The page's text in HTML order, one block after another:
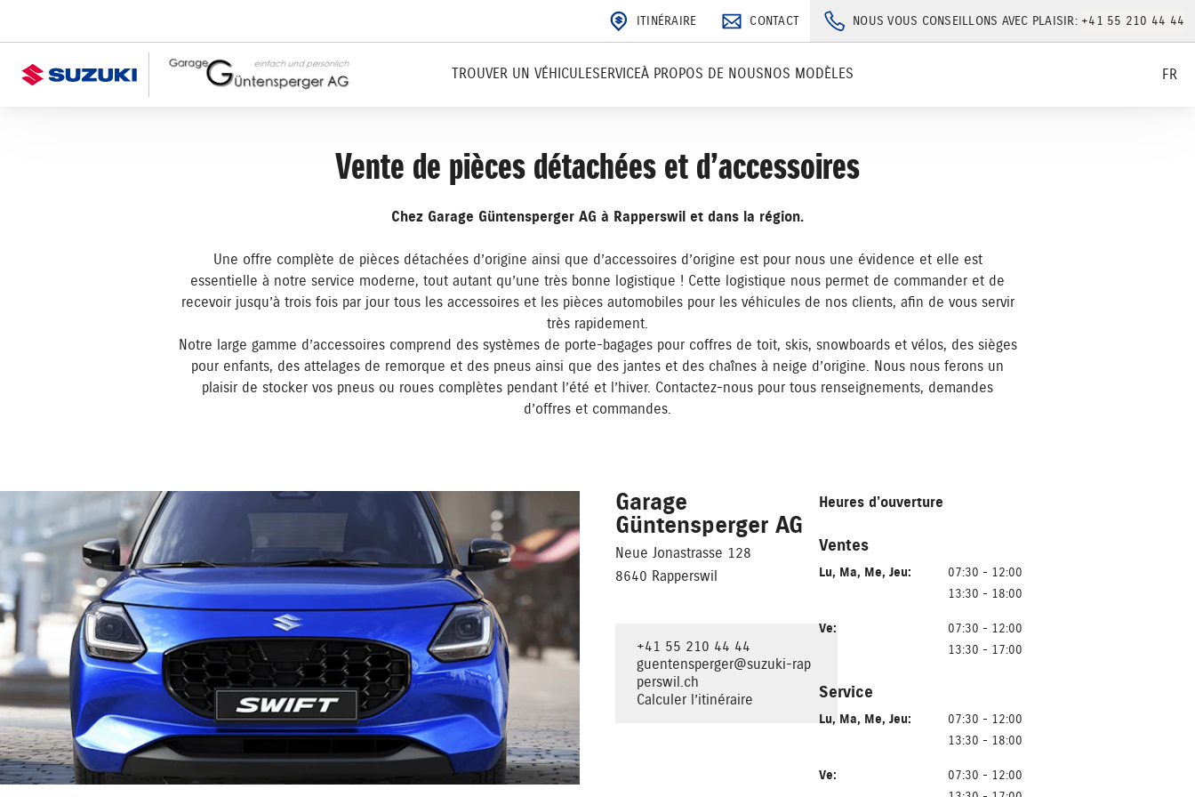
ITINÉRAIRE CONTACT NOUS VOUS CONSEILLONS AVEC PLAISIR: +41 55 210 44 44
TROUVER UN VÉHICULESERVICEÀ PROPOS DE NOUSNOS MODÈLES FR
Vente de pièces détachées et d’accessoires
Chez Garage Güntensperger AG à Rapperswil et dans la région.
Une offre complète de pièces détachées d’origine ainsi que d’accessoires d’origine est pour nous une évidence et elle est
essentielle à notre service moderne, tout autant qu’une très bonne logistique ! Cette logistique nous permet de commander et de
recevoir jusqu’à trois fois par jour tous les accessoires et les pièces automobiles pour les véhicules de nos clients, afin de vous servir
très rapidement.
Notre large gamme d’accessoires comprend des systèmes de porte-bagages pour coffres de toit, skis, snowboards et vélos, des sièges
pour enfants, des attelages de remorque et des pneus ainsi que des jantes et des chaînes à neige d’origine. Nous nous ferons un
plaisir de stocker vos pneus ou roues complètes pendant l’été et l’hiver. Contactez-nous pour tous renseignements, demandes
d’offres et commandes.
Garage
Güntensperger AG
Neue Jonastrasse 128
8640 Rapperswil
+41 55 210 44 44
guentensperger@suzuki-rap
perswil.ch
Calculer l’itinéraire
Heures d’ouverture
Ventes
Lu, Ma, Me, Jeu:
07:30 - 12:00
13:30 - 18:00
Ve:
07:30 - 12:00
13:30 - 17:00
Service
Lu, Ma, Me, Jeu:
07:30 - 12:00
13:30 - 18:00
Ve:
07:30 - 12:00